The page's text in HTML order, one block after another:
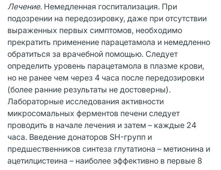
Лечение. Немедленная госпитализация. При
подозрении на передозировку, даже при отсутствии
выраженных первых симптомов, необходимо
прекратить применение парацетамола и немедленно
обратиться за врачебной помощью. Следует
определить уровень парацетамола в плазме крови,
но не ранее чем через 4 часа после передозировки
(более ранние результаты не достоверны).
Лабораторные исследования активности
микросомальных ферментов печени следует
проводить в начале лечения и затем – каждые 24
часа. Введение донаторов SH-групп и
предшественников синтеза глутатиона – метионина и
ацетилцистеина – наиболее эффективно в первые 8